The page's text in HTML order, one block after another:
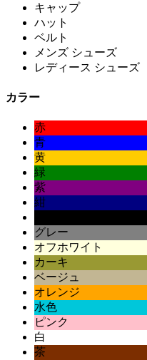
キャップ
ハット
ベルト
メンズ シューズ
レディース シューズ
カラー
赤
青
黄
緑
紫
紺
グレー
オフホワイト
カーキ
ベージュ
オレンジ
水色
ピンク
白
茶